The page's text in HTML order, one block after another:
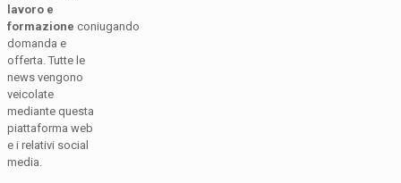
lavoro e
formazione coniugando
domanda e
offerta. Tutte le
news vengono
veicolate
mediante questa
piattaforma web
e i relativi social
media.